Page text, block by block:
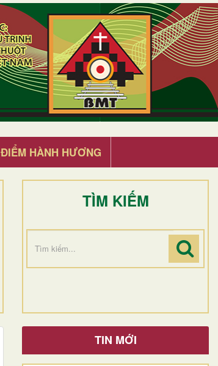
ĐIỂM HÀNH HƯƠNG
TÌM KIẾM
TIN MỚI